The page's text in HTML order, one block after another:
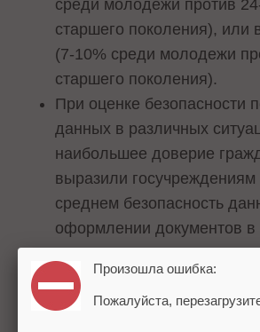
среди молодежи против
старшего поколения), или
(7-10% среди молодежи
старшего поколения).
При оценке безопасности
данных в различных
наибольшее доверие
выразили
среднем безопасность
оформлении документов в
госучреждениях россияне
баллов из 7 (6 среди 18-
заключении договора в
Произошла ошибка:
Пожалуйста,